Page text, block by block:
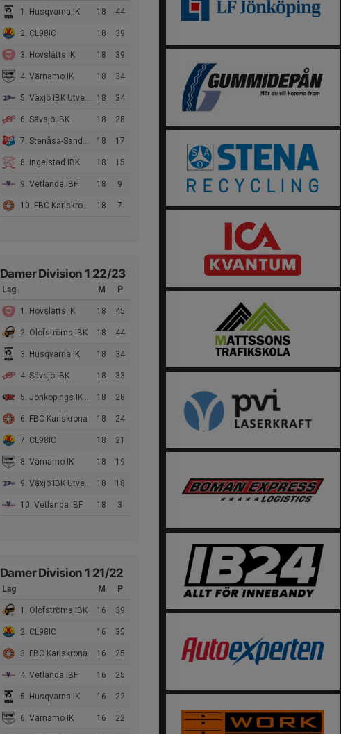
1. Husqvarna IK 18 44
2. CL98IC 18 39
3. Hovslätts IK 18 39
4. Värnamo IK 18 34
5. Växjö IBK Utveckling 18 34
6. Sävsjö IBK 18 28
7. Stenåsa-Sandby-Gårdby IF 18 17
8. Ingelstad IBK 18 15
9. Vetlanda IBF 18 9
10. FBC Karlskrona 18 7
Damer Division 1 22/23
Lag M P
1. Hovslätts IK 18 45
2. Olofströms IBK 18 44
3. Husqvarna IK 18 34
4. Sävsjö IBK 18 33
5. Jönköpings IK Utveckling 18 28
6. FBC Karlskrona 18 24
7. CL98IC 18 21
8. Värnamo IK 18 19
9. Växjö IBK Utveckling 18 18
10. Vetlanda IBF 18 3
Damer Division 1 21/22
Lag M P
1. Olofströms IBK 16 39
2. CL98IC 16 35
3. FBC Karlskrona 16 25
4. Vetlanda IBF 16 25
5. Husqvarna IK 16 22
6. Värnamo IK 16 22